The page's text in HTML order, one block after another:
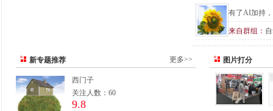
有了AI加持
来自群组：
更多>>
新专题推荐
西门子
关注人数：60
9.8
图片打分